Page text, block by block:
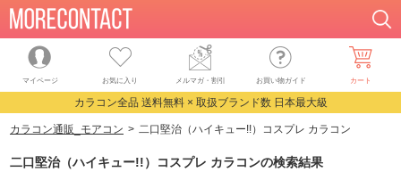
マイページ お気に入り メルマガ・割引 お買い物ガイド カート
カラコン全品 送料無料 × 取扱ブランド数 日本最大級
カラコン通販_モアコン 二口堅治（ハイキュー!!）コスプレ カラコン
二口堅治（ハイキュー!!）コスプレ カラコンの検索結果